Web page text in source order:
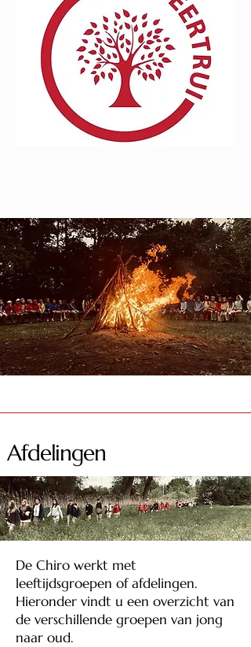
Afdelingen
De Chiro werkt met
leeftijdsgroepen of afdelingen.
Hieronder vindt u een overzicht van
de verschillende groepen van jong
naar oud.